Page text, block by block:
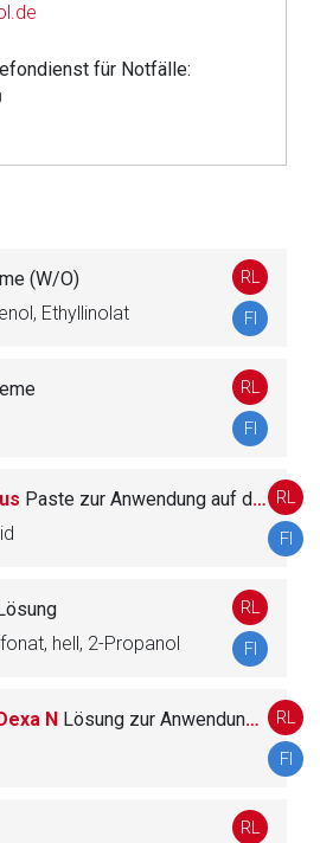
für Notfälle:
(W/O)
Ethyllinolat
RL
FI
RL
FI
Paste zur Anwendung auf der Haut
RL
FI
hell, 2-Propanol
RL
FI
N Lösung zur Anwendung auf der Kopfhaut
RL
FI
RL
Ebenso gelten dort ggf. andere
zur rote-liste.de Zur Seite